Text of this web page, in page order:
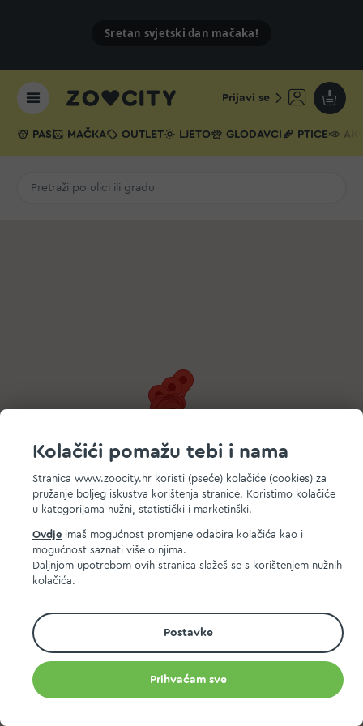
Kolačići pomažu tebi i nama
Stranica www.zoocity.hr koristi (pseće) kolačiće (cookies) za
pružanje boljeg iskustva korištenja stranice. Koristimo kolačiće
u kategorijama nužni, statistički i marketinški.
Ovdje imaš mogućnost promjene odabira kolačića kao i
mogućnost saznati više o njima.
Daljnjom upotrebom ovih stranica slažeš se s korištenjem nužnih
kolačića.
Postavke
Prihvaćam sve
Sretan svjetski dan mačaka!
Prijavi se
Moja
PAS MAČKA OUTLET LJETO GLODAVCI PTICE
Popularne lokacije